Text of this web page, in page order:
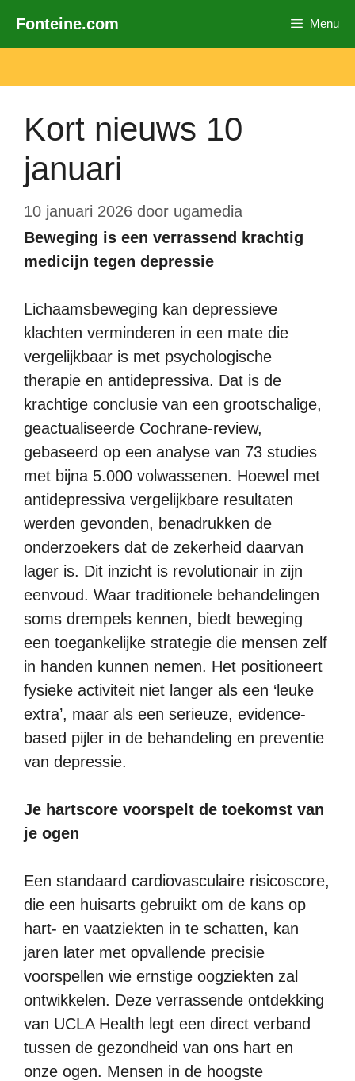
naar
inhoud
Fonteine.com Menu
Kort nieuws 10
januari
10 januari 2026 door ugamedia
Beweging is een verrassend krachtig
medicijn tegen depressie
Lichaamsbeweging kan depressieve
klachten verminderen in een mate die
vergelijkbaar is met psychologische
therapie en antidepressiva. Dat is de
krachtige conclusie van een grootschalige,
geactualiseerde Cochrane-review,
gebaseerd op een analyse van 73 studies
met bijna 5.000 volwassenen. Hoewel met
antidepressiva vergelijkbare resultaten
werden gevonden, benadrukken de
onderzoekers dat de zekerheid daarvan
lager is. Dit inzicht is revolutionair in zijn
eenvoud. Waar traditionele behandelingen
soms drempels kennen, biedt beweging
een toegankelijke strategie die mensen zelf
in handen kunnen nemen. Het positioneert
fysieke activiteit niet langer als een ‘leuke
extra’, maar als een serieuze, evidence-
based pijler in de behandeling en preventie
van depressie.
Je hartscore voorspelt de toekomst van
je ogen
Een standaard cardiovasculaire risicoscore,
die een huisarts gebruikt om de kans op
hart- en vaatziekten in te schatten, kan
jaren later met opvallende precisie
voorspellen wie ernstige oogziekten zal
ontwikkelen. Deze verrassende ontdekking
van UCLA Health legt een direct verband
tussen de gezondheid van ons hart en
onze ogen. Mensen in de hoogste